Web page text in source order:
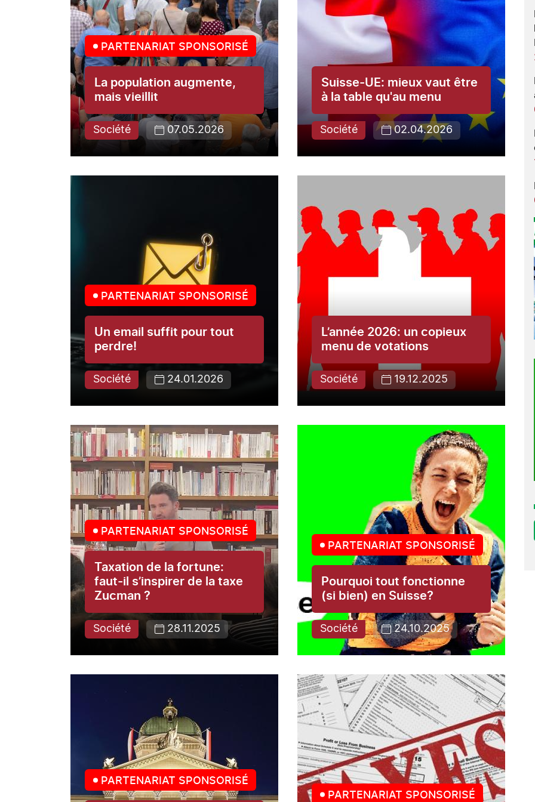
PARTENARIAT SPONSORISÉ
La population augmente,
mais vieillit
Société 07.05.2026
Suisse-UE: mieux vaut être
à la table qu'au menu
Société 02.04.2026
PARTENARIAT SPONSORISÉ
Un email suffit pour tout
perdre!
Société 24.01.2026
L’année 2026: un copieux
menu de votations
Société 19.12.2025
PARTENARIAT SPONSORISÉ
Taxation de la fortune:
faut-il s’inspirer de la taxe
Zucman ?
Société 28.11.2025
PARTENARIAT SPONSORISÉ
Pourquoi tout fonctionne
(si bien) en Suisse?
Société 24.10.2025
PARTENARIAT SPONSORISÉ
PARTENARIAT SPONSORISÉ